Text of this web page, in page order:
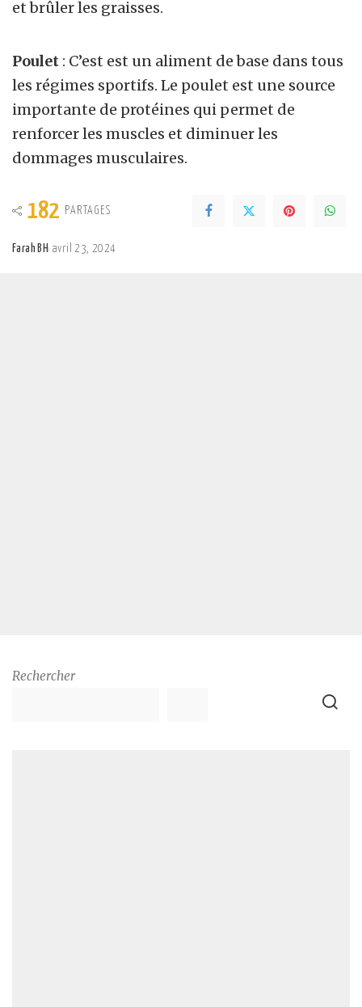
et brûler les graisses.
Poulet : C’est est un aliment de base dans tous
les régimes sportifs. Le poulet est une source
importante de protéines qui permet de
renforcer les muscles et diminuer les
dommages musculaires.
182 PARTAGES
Farah BH avril 23, 2024
Rechercher